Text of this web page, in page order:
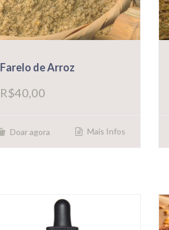
Farelo de Arroz
R$40,00
Doar agora Mais Infos